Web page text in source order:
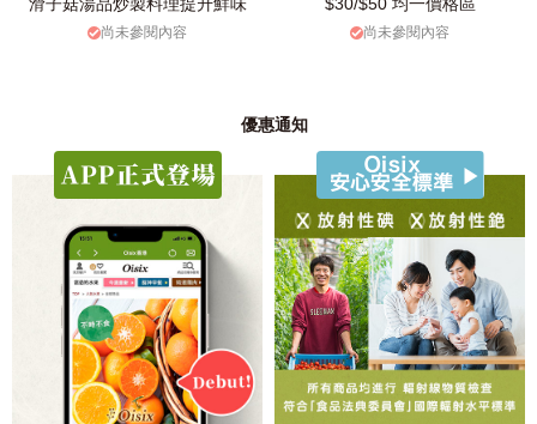
尚未參閱內容 尚未參閱內容
優惠通知